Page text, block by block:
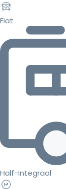
Fiat
Half-Integraal